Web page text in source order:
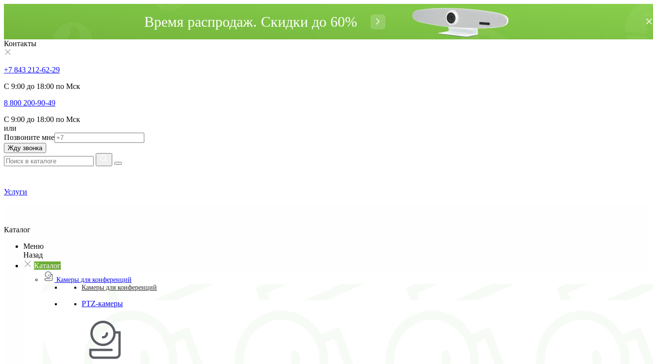
Время распродаж. Cкидки до 60%
Контакты
+7 843 212-62-29
С 9:00 до 18:00 по Мск
8 800 200-90-49
С 9:00 до 18:00 по Мск
или
Позвоните мне
Жду звонка
Услуги
Каталог
Меню
Назад
Каталог
Камеры для конференций
Камеры для конференций
PTZ-камеры